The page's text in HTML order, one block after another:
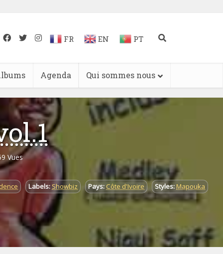
FR EN PT
Agenda Qui sommes nous
Vues
Labels:Showbiz Pays:Côte d'Ivoire Styles:Mapouka